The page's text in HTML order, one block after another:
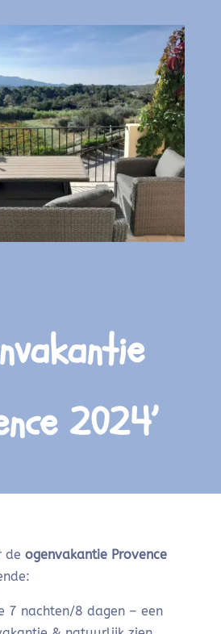
2024’
de ogenvakantie Provence
7 nachten/8 dagen – een